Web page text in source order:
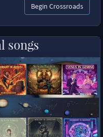
Begin Crossroads
songs